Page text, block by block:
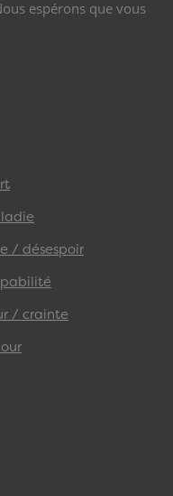
espérons que vous
/ désespoir
/ crainte